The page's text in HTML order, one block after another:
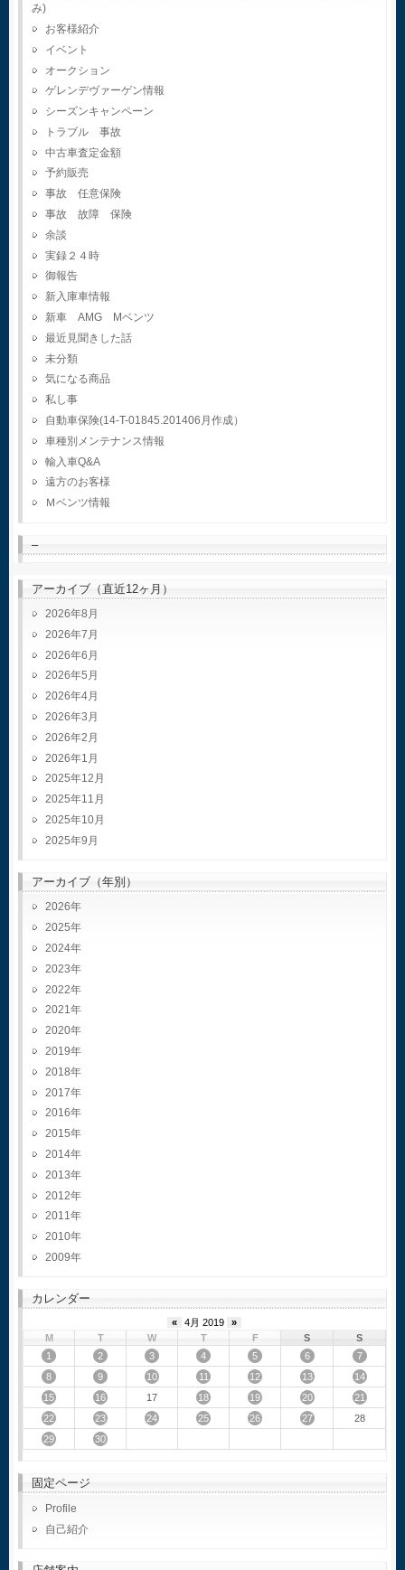
み)
お客様紹介
イベント
オークション
ゲレンデヴァーゲン情報
シーズンキャンペーン
トラブル 事故
中古車査定金額
予約販売
事故 任意保険
事故 故障 保険
余談
実録２４時
御報告
新入庫車情報
新車 AMG Mベンツ
最近見聞きした話
未分類
気になる商品
私し事
自動車保険(14-T-01845.201406月作成）
車種別メンテナンス情報
輸入車Q&A
遠方のお客様
Ｍベンツ情報
–
アーカイブ（直近12ヶ月）
2026年8月
2026年7月
2026年6月
2026年5月
2026年4月
2026年3月
2026年2月
2026年1月
2025年12月
2025年11月
2025年10月
2025年9月
アーカイブ（年別）
2026
2025
2024
2023
2022
2021
2020
2019
2018
2017
2016
2015
2014
2013
2012
2011
2010
2009
カレンダー
« 4月 2019
»
M
T W T F S
S
1
2 3 4 5 6
7
8
9 10 11 12 13
14
15
16 17 18 19 20
21
22
23 24 25 26 27
28
29
30
固定ページ
Profile
自己紹介